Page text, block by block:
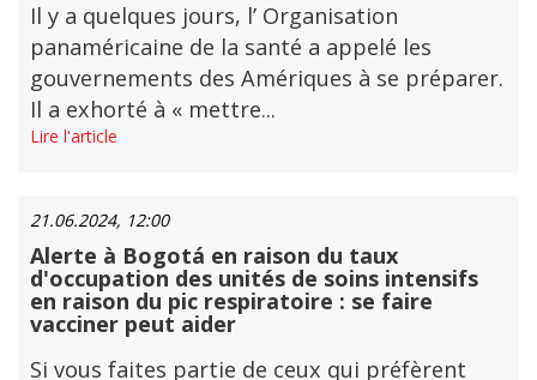
Il y a quelques jours, l’ Organisation
panaméricaine de la santé a appelé les
gouvernements des Amériques à se préparer.
Il a exhorté à « mettre...
Lire l'article
21.06.2024, 12:00
Alerte à Bogotá en raison du taux
d'occupation des unités de soins intensifs
en raison du pic respiratoire : se faire
vacciner peut aider
Si vous faites partie de ceux qui préfèrent